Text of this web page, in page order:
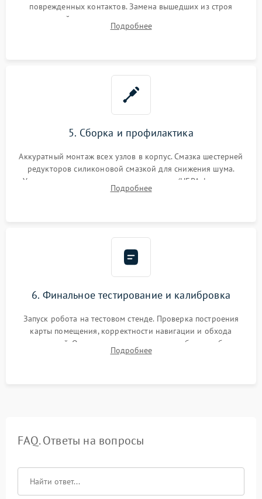
поврежденных контактов. Замена вышедших из строя
двигателей, изношенного аккумулятора, неисправного
лидара или помпы подачи воды. Восстановление шлейфов и
Подробнее
5. Сборка и профилактика
Аккуратный монтаж всех узлов в корпус. Смазка шестерней
редукторов силиконовой смазкой для снижения шума.
Установка новых расходных материалов (HEPA-фильтров,
микрофибры, щеток). Надежная фиксация разъемов и
Подробнее
6. Финальное тестирование и калибровка
Запуск робота на тестовом стенде. Проверка построения
карты помещения, корректности навигации и обхода
препятствий. Оценка силы всасывания и работы турбины.
Тестирование автоматического возврата на док-станцию и
Подробнее
FAQ. Ответы на вопросы